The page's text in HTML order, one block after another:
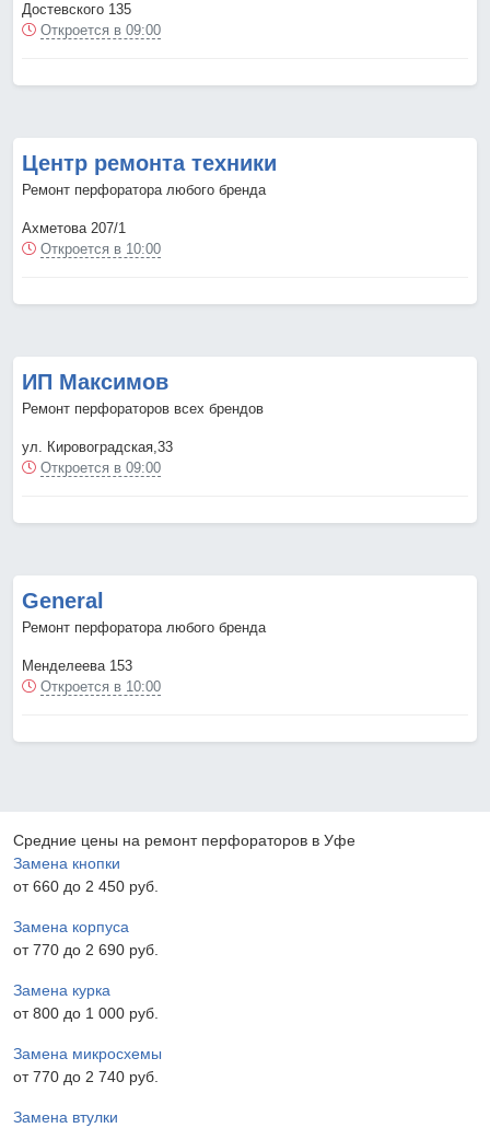
Достевского 135
Откроется в 09:00
Центр ремонта техники
Ремонт перфоратора любого бренда
Ахметова 207/1
Откроется в 10:00
ИП Максимов
Ремонт перфораторов всех брендов
ул. Кировоградская,33
Откроется в 09:00
General
Ремонт перфоратора любого бренда
Менделеева 153
Откроется в 10:00
Средние цены на ремонт перфораторов в Уфе
Замена кнопки
от 660 до 2 450 pyб.
Замена корпуса
от 770 до 2 690 pyб.
Замена курка
от 800 до 1 000 pyб.
Замена микросхемы
от 770 до 2 740 pyб.
Замена втулки